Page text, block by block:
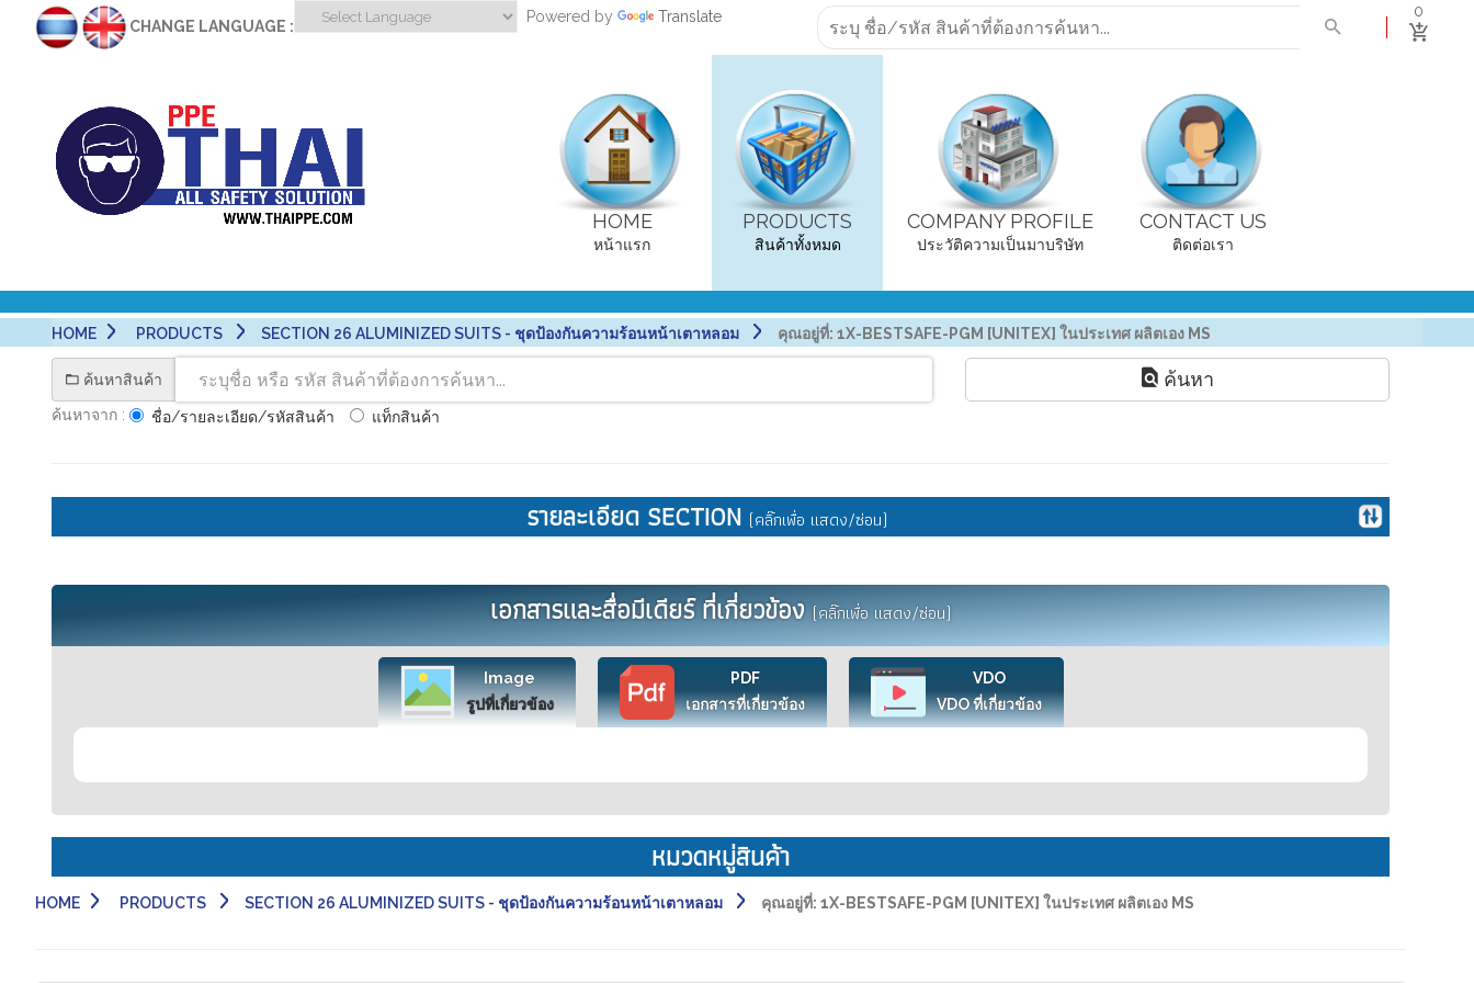
CHANGE LANGUAGE :
Powered by Translate 0
HOME
หน้าแรก
PRODUCTS
สินค้าทั้งหมด
COMPANY PROFILE
ประวัติความเป็นมาบริษัท
CONTACT US
ติดต่อเรา
HOME PRODUCTS SECTION 26 ALUMINIZED SUITS - ชุดป้องกันความร้อนหน้าเตาหลอม คุณอยู่ที่: 1X-BESTSAFE-PGM [UNITEX] ในประเทศ ผลิตเอง MS
ค้นหาสินค้า
ค้นหาจาก :
ชื่อ/รายละเอียด/รหัสสินค้า แท็กสินค้า
ค้นหา
รายละเอียด SECTION (คลิ๊กเพื่อ แสดง/ซ่อน)
เอกสารและสื่อมีเดียร์ ที่เกี่ยวข้อง(คลิ๊กเพื่อ แสดง/ซ่อน)
Image
รูปที่เกี่ยวข้อง
PDF
เอกสารที่เกี่ยวข้อง
VDO
VDO ที่เกี่ยวข้อง
หมวดหมู่สินค้า
HOME PRODUCTS SECTION 26 ALUMINIZED SUITS - ชุดป้องกันความร้อนหน้าเตาหลอม คุณอยู่ที่: 1X-BESTSAFE-PGM [UNITEX] ในประเทศ ผลิตเอง MS